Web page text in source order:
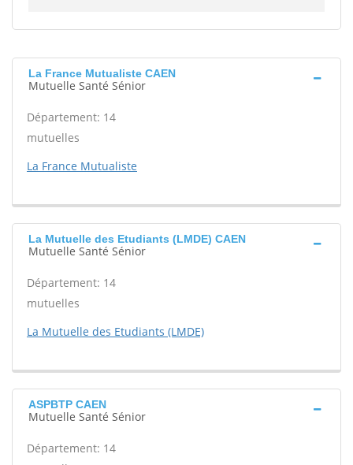
La France Mutualiste CAEN
Mutuelle Santé Sénior
Département: 14
mutuelles
La France Mutualiste
La Mutuelle des Etudiants (LMDE) CAEN
Mutuelle Santé Sénior
Département: 14
mutuelles
La Mutuelle des Etudiants (LMDE)
ASPBTP CAEN
Mutuelle Santé Sénior
Département: 14